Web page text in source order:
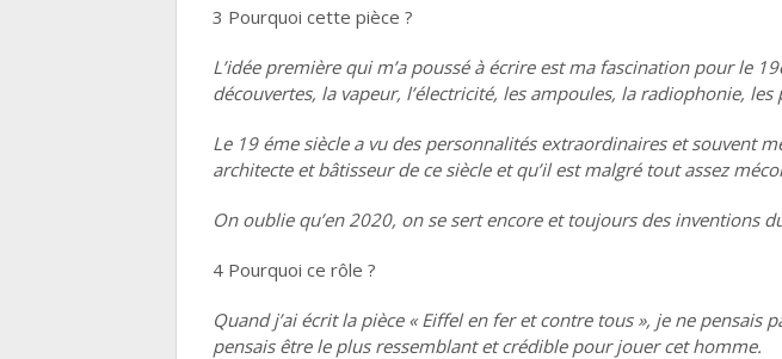
3 Pourquoi cette pièce ?
L’idée première qui m’a poussé à écrire est ma fascination pour le
découvertes, la vapeur, l’électricité, les ampoules, la radiophonie, les
Le 19 éme siècle a vu des personnalités extraordinaires et souvent
architecte et bâtisseur de ce siècle et qu’il est malgré tout assez
On oublie qu’en 2020, on se sert encore et toujours des inventions
4 Pourquoi ce rôle ?
Quand j’ai écrit la pièce « Eiffel en fer et contre tous », je ne pensais
pensais être le plus ressemblant et crédible pour jouer cet homme.